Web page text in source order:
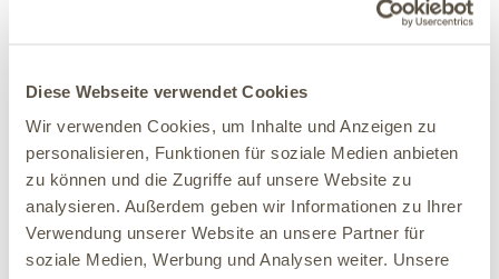
Diese Webseite verwendet Cookies
Wir verwenden Cookies, um Inhalte und Anzeigen zu
personalisieren, Funktionen für soziale Medien anbieten
zu können und die Zugriffe auf unsere Website zu
analysieren. Außerdem geben wir Informationen zu Ihrer
Verwendung unserer Website an unsere Partner für
soziale Medien, Werbung und Analysen weiter. Unsere
verlangsamen. Das Ziel der Behandlung ist es, die
Wassereinlagerungen in der Lunge zu verringern.
Dafür kann der Tierarzt verschiedene Medikamente
verschreiben:
Zur Stärkung des Herzmuskels und zur Steigerung der
Pumpkraft wird in der Regel das Medikament
Pimobendan eingesetzt.
Zur Therapie von Herzrhythmusstörungen können